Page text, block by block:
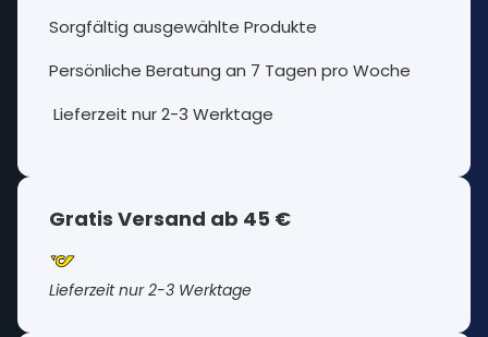
Sorgfältig ausgewählte Produkte
Persönliche Beratung an 7 Tagen pro Woche
Lieferzeit nur 2-3 Werktage
Gratis Versand ab 45 €
Lieferzeit nur 2-3 Werktage